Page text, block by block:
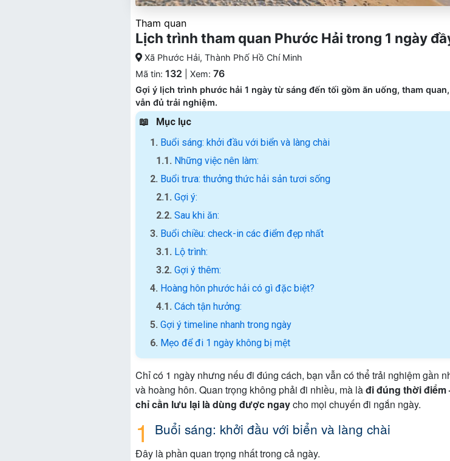
Tham quan
Lịch trình tham quan Phước Hải trong 1 ngày
Xã Phước Hải, Thành Phố Hồ Chí Minh
Mã tin: 132 | Xem: 76
Gợi ý lịch trình phước hải 1 ngày từ sáng đến tối gồm ăn uống, tham
vẫn đủ trải nghiệm.
Mục lục
Buổi sáng: khởi đầu với biển và làng chài
Những việc nên làm:
Buổi trưa: thưởng thức hải sản tươi sống
Gợi ý:
Sau khi ăn:
Buổi chiều: check-in các điểm đẹp nhất
Lộ trình:
Gợi ý thêm:
Hoàng hôn phước hải có gì đặc biệt?
Cách tận hưởng:
Gợi ý timeline nhanh trong ngày
Mẹo để đi 1 ngày không bị mệt
Chỉ có 1 ngày nhưng nếu đi đúng cách, bạn vẫn có thể trải nghiệm gần
và hoàng hôn. Quan trọng không phải đi nhiều, mà làđi đúng thời
chỉ cần lưu lại là dùng được ngaycho mọi chuyến đi ngắn ngày.
Buổi sáng: khởi đầu với biển và làng chài
Đây là phần quan trọng nhất trong cả ngày.